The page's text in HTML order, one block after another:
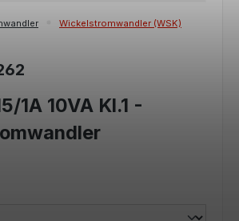
Wickelstromwandler (WSK)
1A 10VA Kl.1 -